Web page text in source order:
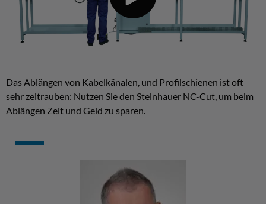
Das Ablängen von Kabelkänalen, und Profilschienen ist oft
sehr zeitrauben: Nutzen Sie den Steinhauer NC-Cut, um beim
Ablängen Zeit und Geld zu sparen.